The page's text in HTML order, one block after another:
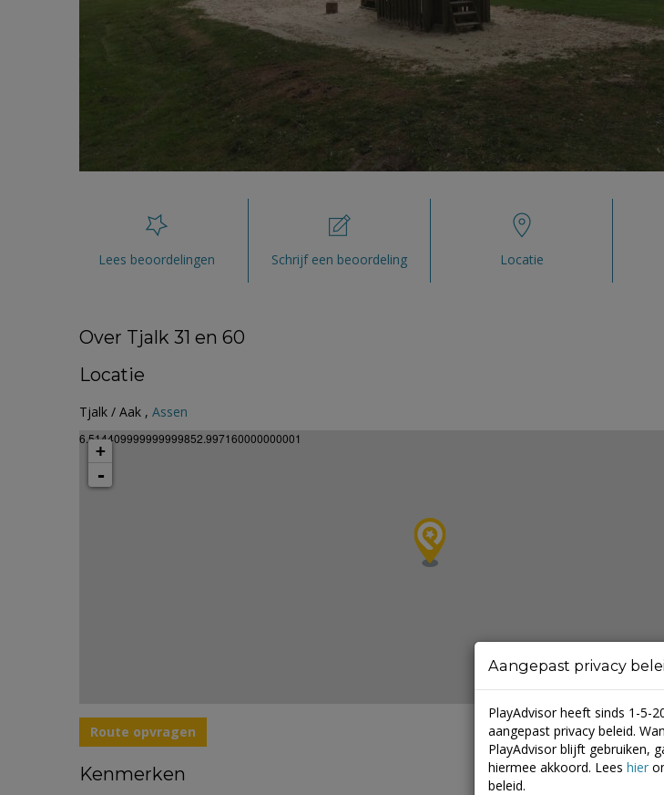
Lees beoordelingen Schrijf een beoordeling Locatie
Over Tjalk 31 en 60
Locatie
Tjalk / Aak , Assen
6.514409999999999852.997160000000001
+
-
Route opvragen
Kenmerken
Aangepast privacy
PlayAdvisor heeft sinds 1-5-
aangepast privacy beleid.
PlayAdvisor blijft gebruiken,
hiermee akkoord. Lees hier
beleid.